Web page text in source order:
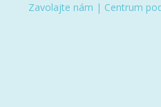
Zavolajte nám | Centrum